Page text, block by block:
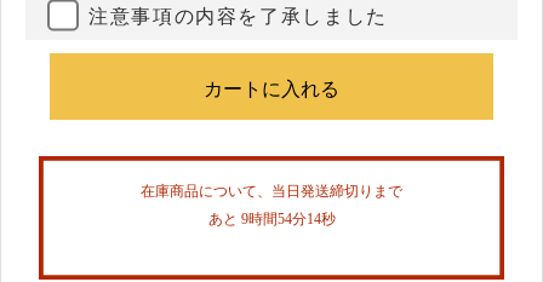
注意事項の内容を了承しました
在庫商品について、当日発送締切りまで
あと 9時間54分13秒